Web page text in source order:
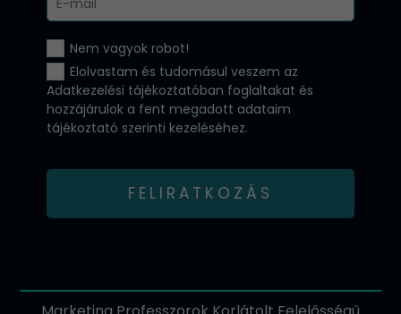
Nem vagyok robot!
Elolvastam és tudomásul veszem az
Adatkezelési tájékoztatóban foglaltakat és
hozzájárulok a fent megadott adataim
tájékoztató szerinti kezeléséhez.
FELIRATKOZÁS